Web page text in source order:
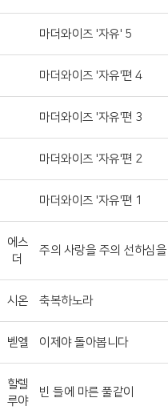
마더와이즈 '자유' 5
마더와이즈 '자유'편 4
마더와이즈 '자유'편 3
마더와이즈 '자유'편 2
마더와이즈 '자유'편 1
에스
더
주의 사랑을 주의 선하심을
시온 축복하노라
벧엘 이제야 돌아봅니다
할렐
루야
빈 들에 마른 풀같이